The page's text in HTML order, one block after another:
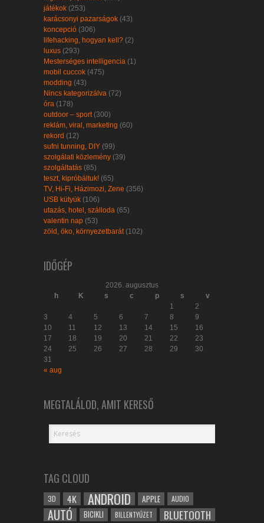
játékok (253)
karácsonyi pazarságok (43)
koncepció (306)
lifehacking, hogyan kell? (2)
luxus (293)
Mesterséges intelligencia (1)
mobil cuccok (475)
modding (43)
Nincs kategorizálva (72)
óra (178)
outdoor – sport (300)
reklám, viral, marketing (60)
rekord (12)
sufni tunning, DIY (99)
szolgálati közlemény (39)
szolgáltatás (85)
teszt, kipróbáltuk! (65)
TV, Hi-Fi, Házimozi, Zene (356)
USB kütyük (106)
utazás, hotel, szálloda (65)
valentin nap (53)
zöld, öko, környezetbarát (102)
IDŐGÉP
2026. augusztus
h
K s c p s
v
1
2
3
4 5 6 7 8
9
10
11 12 13 14 15
16
17
18 19 20 21 22
23
24
25 26 27 28 29
30
31
« aug
MEGTALÁLOD, AMIT KERESŐ
TAG CLOUD
3D 4K ANDROID APPLE AUDIO
AUTÓ BICIKLI BILLENTYŰZET BLUETOOTH